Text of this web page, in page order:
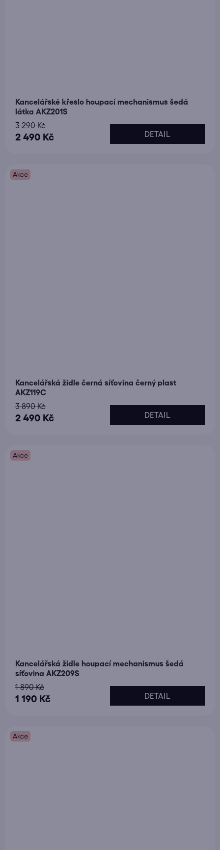
Kancelářské křeslo houpací mechanismus šedá
látka AKZ201S
2 490 Kč
3 290 Kč
DETAIL
Akce
Kancelářská židle černá síťovina černý plast
AKZ119C
2 490 Kč
3 890 Kč
DETAIL
Akce
Kancelářská židle houpací mechanismus šedá
síťovina AKZ209S
1 190 Kč
1 890 Kč
DETAIL
Akce